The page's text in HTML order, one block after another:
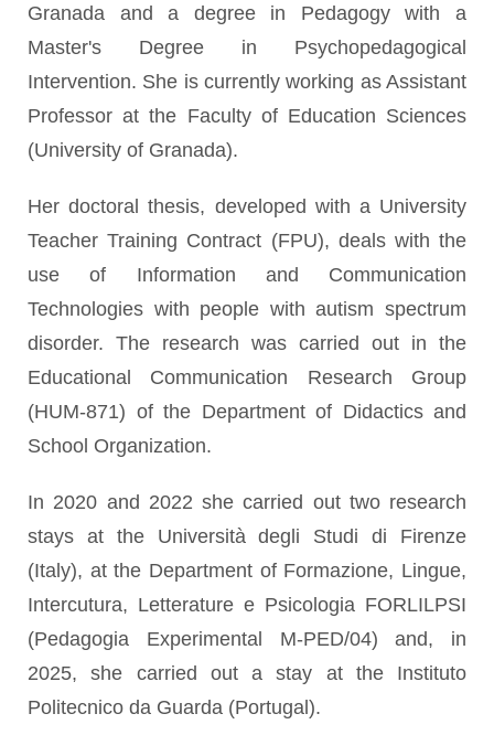
Granada and a degree in Pedagogy with a
Master's Degree in Psychopedagogical
Intervention. She is currently working as Assistant
Professor at the Faculty of Education Sciences
(University of Granada).
Her doctoral thesis, developed with a University
Teacher Training Contract (FPU), deals with the
use of Information and Communication
Technologies with people with autism spectrum
disorder. The research was carried out in the
Educational Communication Research Group
(HUM-871) of the Department of Didactics and
School Organization.
In 2020 and 2022 she carried out two research
stays at the Università degli Studi di Firenze
(Italy), at the Department of Formazione, Lingue,
Intercutura, Letterature e Psicologia FORLILPSI
(Pedagogia Experimental M-PED/04) and, in
2025, she carried out a stay at the Instituto
Politecnico da Guarda (Portugal).